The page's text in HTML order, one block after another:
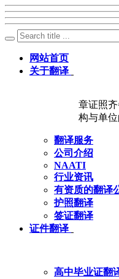
网站首页
关于翻译
章证照
构与单位
翻译服务
公司介绍
NAATI
行业资讯
有资质的翻译
护照翻译
签证翻译
证件翻译
高中毕业证翻